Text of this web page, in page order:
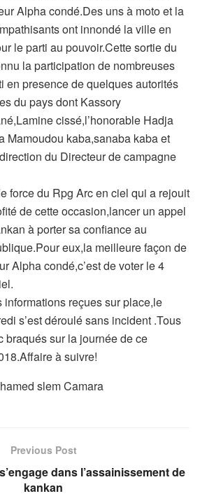
Alpha condé.Des uns à moto et la
ont innondé la ville en
le parti au pouvoir.Cette sortie du
la participation de nombreuses
en presence de quelques autorités
du pays dont Kassory
cissé,l’honorable Hadja
Mamoudou kaba,sanaba kaba et
du Directeur de campagne
force du Rpg Arc en ciel qui a rejouit
de cette occasion,lancer un appel
à porter sa confiance au
eux,la meilleure façon de
Alpha condé,c’est de voter le 4
reçues sur place,le
s’est déroulé sans incident .Tous
braqués sur la journée de ce
à suivre!
slem Camara
Previous Post
dans l’assainissement de
kankan